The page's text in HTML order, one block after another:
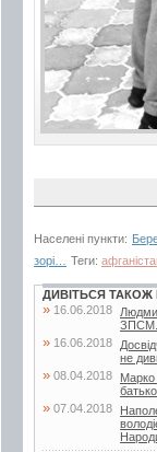
Населені пункти:
зорі…
Теги:
ДИВІТЬСЯ ТАКОЖ
» 16.06.2018
ЗПСМ.
» 16.06.2018
не
» 08.04.2018
Марко
» 07.04.2018